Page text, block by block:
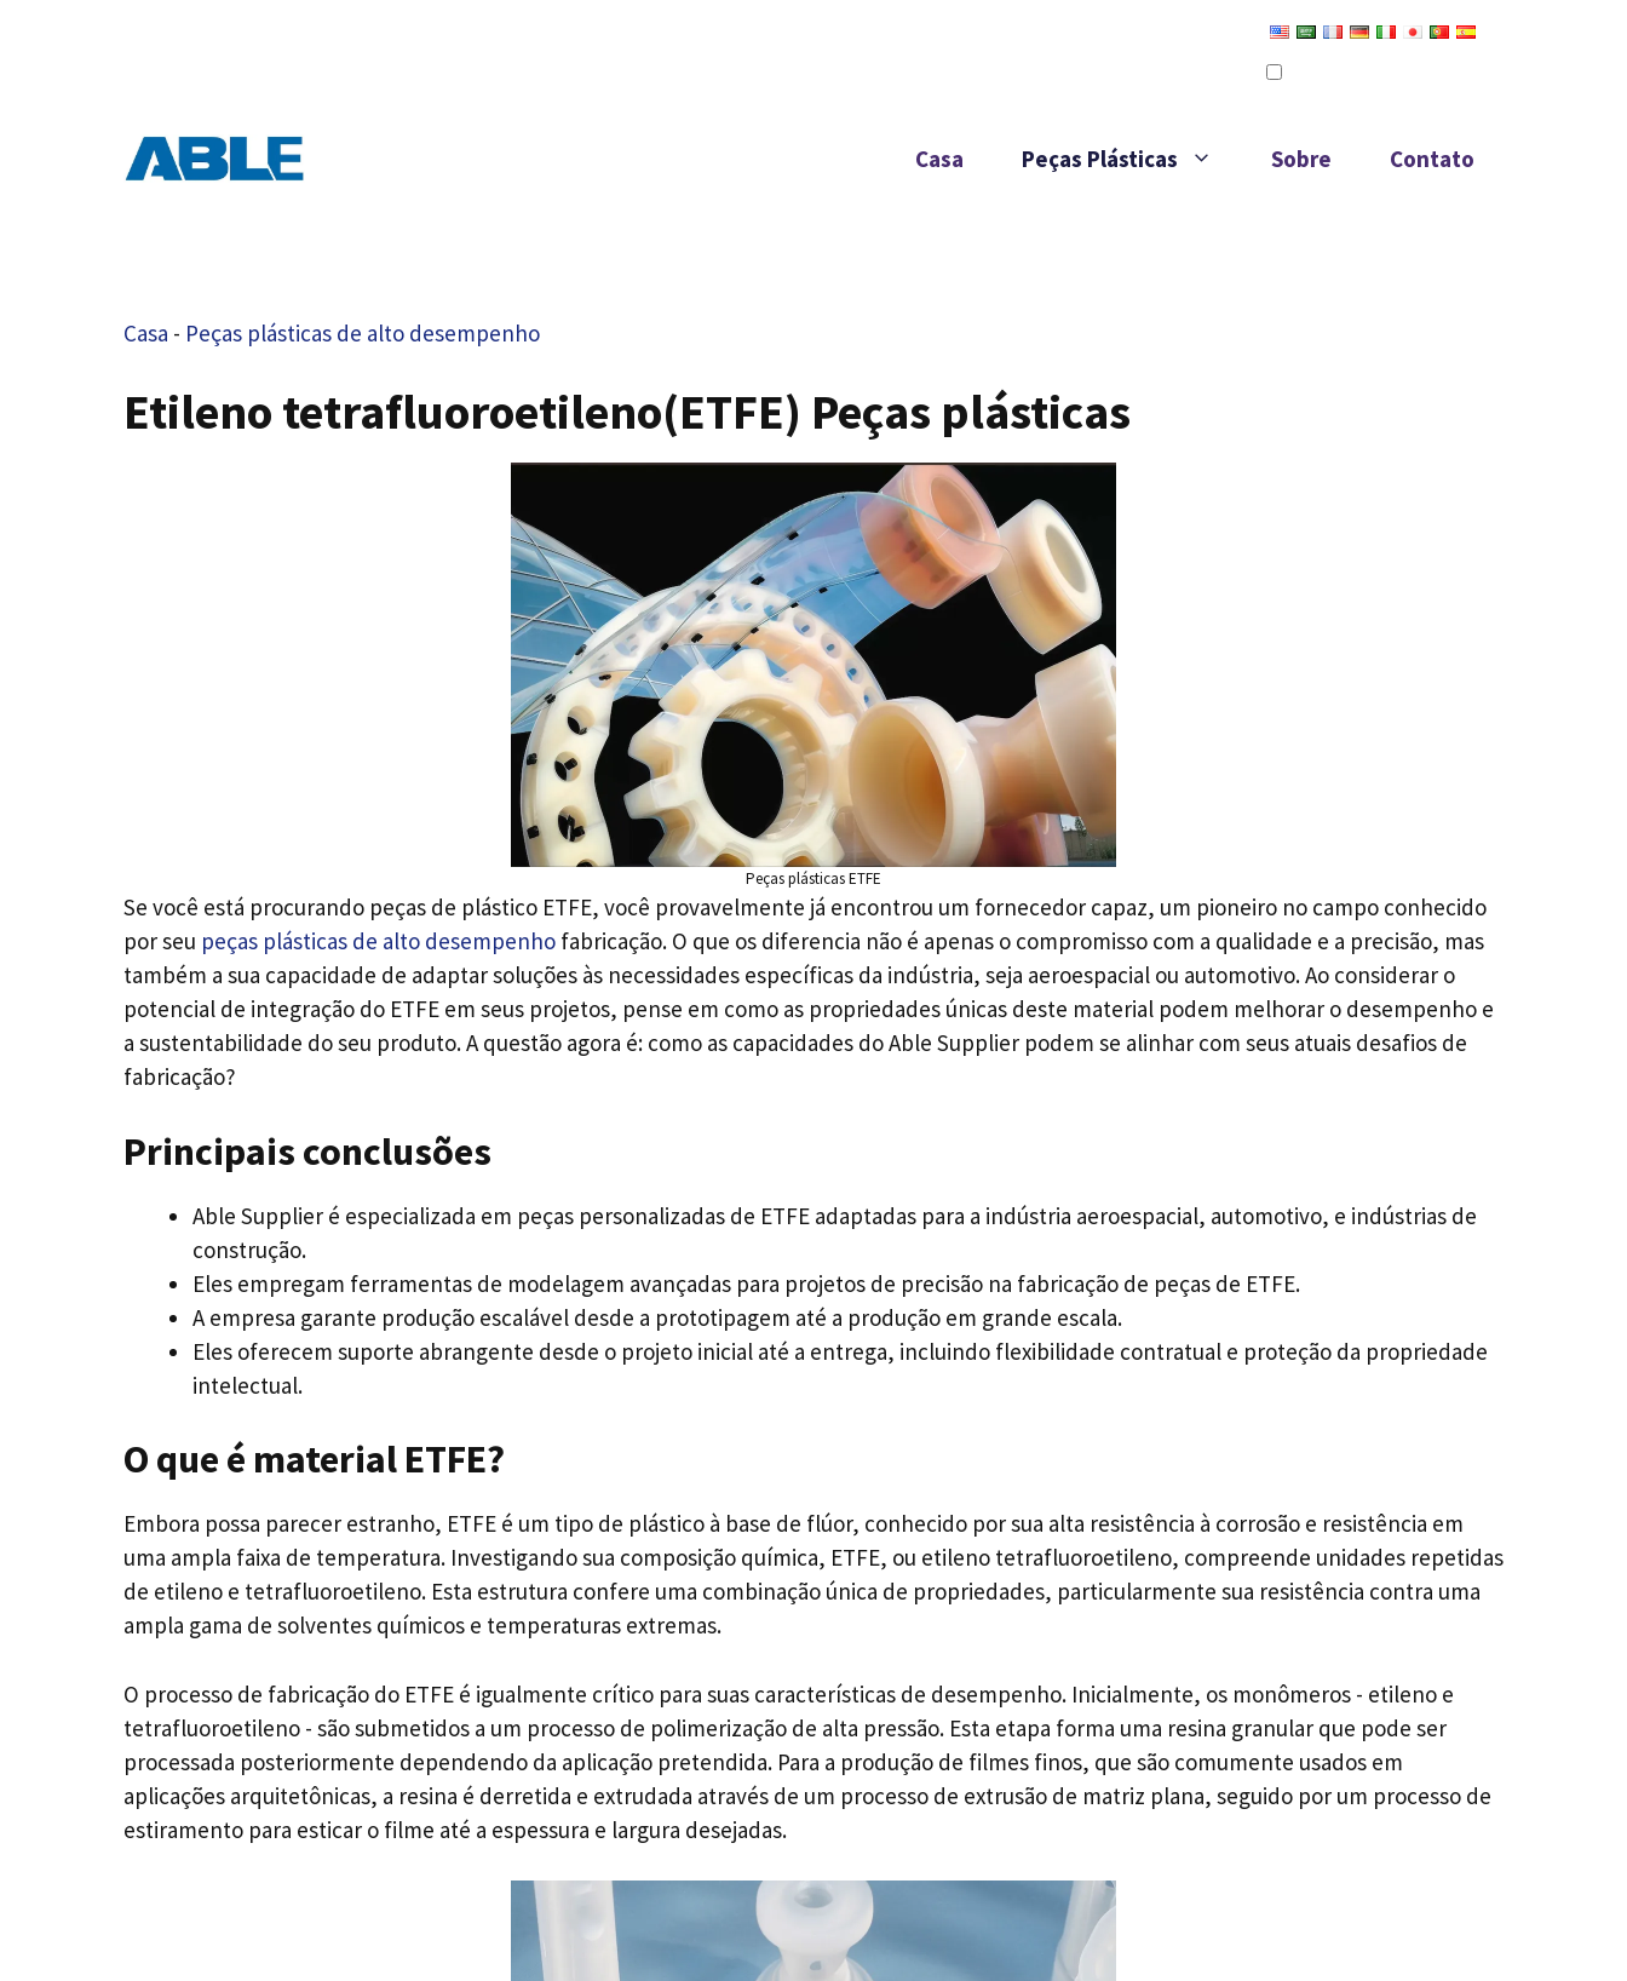
Casa Peças Plásticas Sobre Contato
Casa - Peças plásticas de alto desempenho
Etileno tetrafluoroetileno(ETFE) Peças plásticas
Peças plásticas ETFE
Se você está procurando peças de plástico ETFE, você provavelmente já encontrou um fornecedor capaz, um pioneiro no campo conhecido
por seu peças plásticas de alto desempenho fabricação. O que os diferencia não é apenas o compromisso com a qualidade e a precisão, mas
também a sua capacidade de adaptar soluções às necessidades específicas da indústria, seja aeroespacial ou automotivo. Ao considerar o
potencial de integração do ETFE em seus projetos, pense em como as propriedades únicas deste material podem melhorar o desempenho e
a sustentabilidade do seu produto. A questão agora é: como as capacidades do Able Supplier podem se alinhar com seus atuais desafios de
fabricação?
Principais conclusões
Able Supplier é especializada em peças personalizadas de ETFE adaptadas para a indústria aeroespacial, automotivo, e indústrias de
construção.
Eles empregam ferramentas de modelagem avançadas para projetos de precisão na fabricação de peças de ETFE.
A empresa garante produção escalável desde a prototipagem até a produção em grande escala.
Eles oferecem suporte abrangente desde o projeto inicial até a entrega, incluindo flexibilidade contratual e proteção da propriedade
intelectual.
O que é material ETFE?
Embora possa parecer estranho, ETFE é um tipo de plástico à base de flúor, conhecido por sua alta resistência à corrosão e resistência em
uma ampla faixa de temperatura. Investigando sua composição química, ETFE, ou etileno tetrafluoroetileno, compreende unidades repetidas
de etileno e tetrafluoroetileno. Esta estrutura confere uma combinação única de propriedades, particularmente sua resistência contra uma
ampla gama de solventes químicos e temperaturas extremas.
O processo de fabricação do ETFE é igualmente crítico para suas características de desempenho. Inicialmente, os monômeros - etileno e
tetrafluoroetileno - são submetidos a um processo de polimerização de alta pressão. Esta etapa forma uma resina granular que pode ser
processada posteriormente dependendo da aplicação pretendida. Para a produção de filmes finos, que são comumente usados ​​em
aplicações arquitetônicas, a resina é derretida e extrudada através de um processo de extrusão de matriz plana, seguido por um processo de
estiramento para esticar o filme até a espessura e largura desejadas.